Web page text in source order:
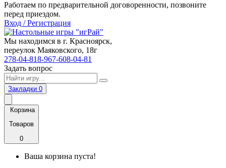
Работаем по предварительной договоренности, позвоните
перед приездом.
Вход / Регистрация
Мы находимся в г. Красноярск,
переулок Маяковского, 18г
278-04-818-967-608-04-81
Задать вопрос
Закладки 0
Корзина
Товаров
0
Ваша корзина пуста!